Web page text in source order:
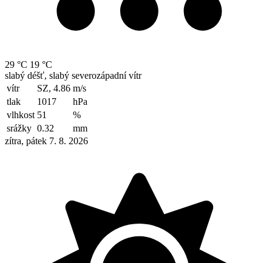
29 °C 19 °C
slabý déšť, slabý severozápadní vítr
vítr
SZ, 4.86 m/s
tlak
1017
hPa
vlhkost 51
%
srážky 0.32
mm
zítra, pátek 7. 8. 2026